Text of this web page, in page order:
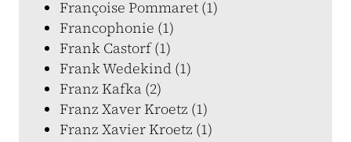
Françoise Pommaret (1)
Francophonie (1)
Frank Castorf (1)
Frank Wedekind (1)
Franz Kafka (2)
Franz Xaver Kroetz (1)
Franz Xavier Kroetz (1)